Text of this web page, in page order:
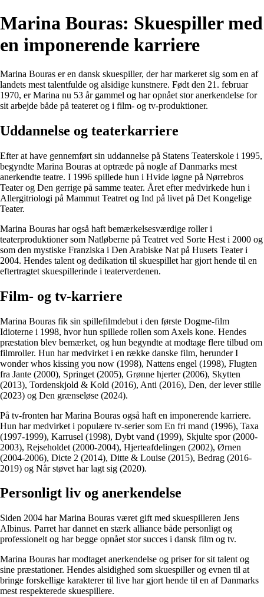
Marina Bouras: Skuespiller med
en imponerende karriere
Marina Bouras er en dansk skuespiller, der har markeret sig som en af
landets mest talentfulde og alsidige kunstnere. Født den 21. februar
1970, er Marina nu 53 år gammel og har opnået stor anerkendelse for
sit arbejde både på teateret og i film- og tv-produktioner.
Uddannelse og teaterkarriere
Efter at have gennemført sin uddannelse på Statens Teaterskole i 1995,
begyndte Marina Bouras at optræde på nogle af Danmarks mest
anerkendte teatre. I 1996 spillede hun i Hvide løgne på Nørrebros
Teater og Den gerrige på samme teater. Året efter medvirkede hun i
Allergitriologi på Mammut Teatret og Ind på livet på Det Kongelige
Teater.
Marina Bouras har også haft bemærkelsesværdige roller i
teaterproduktioner som Natløberne på Teatret ved Sorte Hest i 2000 og
som den mystiske Franziska i Den Arabiske Nat på Husets Teater i
2004. Hendes talent og dedikation til skuespillet har gjort hende til en
eftertragtet skuespillerinde i teaterverdenen.
Film- og tv-karriere
Marina Bouras fik sin spillefilmdebut i den første Dogme-film
Idioterne i 1998, hvor hun spillede rollen som Axels kone. Hendes
præstation blev bemærket, og hun begyndte at modtage flere tilbud om
filmroller. Hun har medvirket i en række danske film, herunder I
wonder whos kissing you now (1998), Nattens engel (1998), Flugten
fra Jante (2000), Springet (2005), Grønne hjerter (2006), Skytten
(2013), Tordenskjold & Kold (2016), Anti (2016), Den, der lever stille
(2023) og Den grænseløse (2024).
På tv-fronten har Marina Bouras også haft en imponerende karriere.
Hun har medvirket i populære tv-serier som En fri mand (1996), Taxa
(1997-1999), Karrusel (1998), Dybt vand (1999), Skjulte spor (2000-
2003), Rejseholdet (2000-2004), Hjerteafdelingen (2002), Ørnen
(2004-2006), Dicte 2 (2014), Ditte & Louise (2015), Bedrag (2016-
2019) og Når støvet har lagt sig (2020).
Personligt liv og anerkendelse
Siden 2004 har Marina Bouras været gift med skuespilleren Jens
Albinus. Parret har dannet en stærk alliance både personligt og
professionelt og har begge opnået stor succes i dansk film og tv.
Marina Bouras har modtaget anerkendelse og priser for sit talent og
sine præstationer. Hendes alsidighed som skuespiller og evnen til at
bringe forskellige karakterer til live har gjort hende til en af Danmarks
mest respekterede skuespillere.